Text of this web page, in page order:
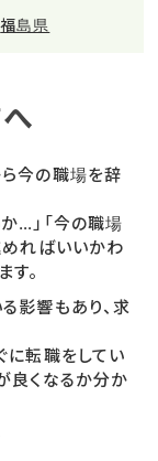
福島県
今の職場を辞
…」「今の職場
めればいいかわ
。
影響もあり、求
に転職をしてい
良くなるか分か